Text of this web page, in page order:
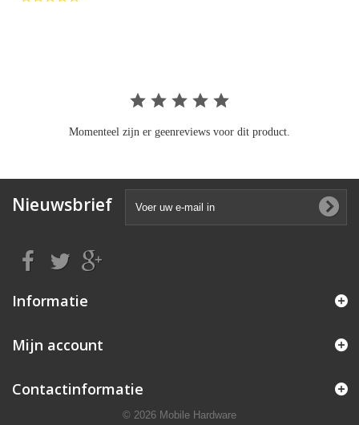
Momenteel zijn er geenreviews voor dit product.
Nieuwsbrief
Informatie
Mijn account
Contactinformatie
© 2026 Mobile Hardware